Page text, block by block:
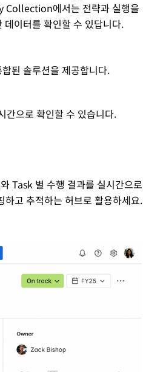
Collection에서는 전략과 실행을
이터를 확인할 수 있답니다.
된 솔루션을 제공합니다.
간으로 확인할 수 있습니다.
Task 별 수행 결과를 실시간으로
고 추적하는 허브로 활용하세요.